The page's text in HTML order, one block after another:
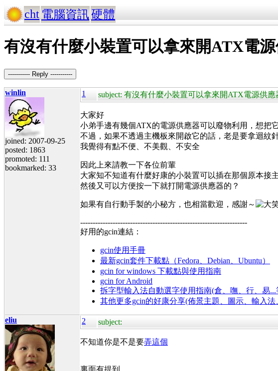
cht 電腦資訊硬體
有沒有什麼小裝置可以拿來開ATX電源
----------- Reply -----------
winlin
joined: 2007-09-25
posted: 1863
promoted: 111
bookmarked: 33
1 subject: 有沒有什麼小裝置可以拿來開ATX電源供應
大家好
小弟手邊有幾個ATX的電源供應器可以廢物利用，想把
不過，如果不透過主機板來開啟它的話，老是要拿迴紋
我覺得有點不便、不美觀、不安全
因此上來請教一下各位前輩
大家知不知道有什麼好康的小裝置可以插在那個原本接
然後又可以方便按一下就打開電源供應器的？
如果有自行動手製的小秘方，也相當歡迎，感謝～
-------------------------------------------------------------------
好用的gcin連結：
gcin使用手冊
最新gcin套件下載點（Fedora、Debian、Ubuntu）
gcin for windows 下載點與使用指南
gcin for Android
拆字型輸入法自動選字使用指南(倉、嘸、行、易...
其他更多gcin的好康分享(佈景主題、圖示、輸入
eliu 2 subject:
不知道你是不是要弄這個
裏面有提到